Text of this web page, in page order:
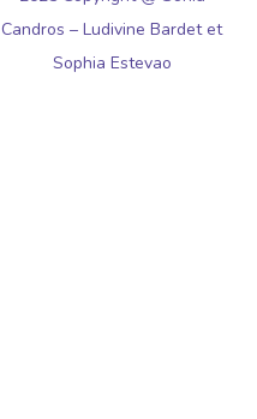
Candros – Ludivine Bardet et
Sophia Estevao